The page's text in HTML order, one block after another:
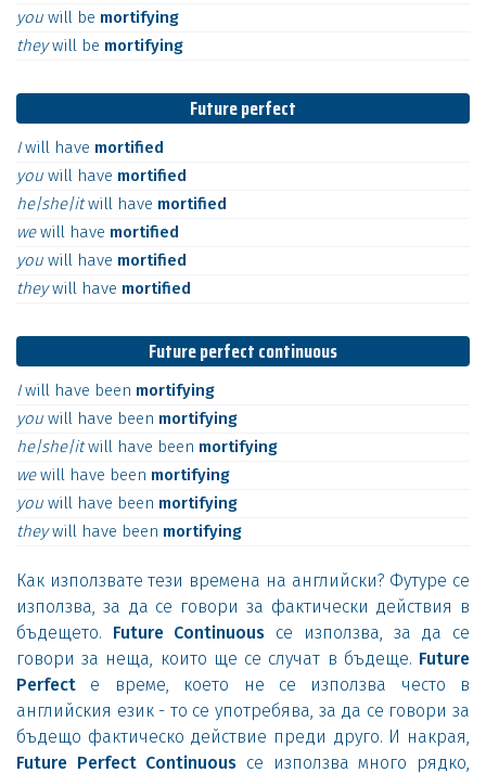
you will be mortifying
theywill be mortifying
Future perfect
Iwill have mortified
you will have mortified
he|she|itwill have mortified
wewill have mortified
you will have mortified
theywill have mortified
Future perfect continuous
Iwill have been mortifying
you will have been mortifying
he|she|itwill have been mortifying
wewill have been mortifying
you will have been mortifying
theywill have been mortifying
Как използвате тези времена на английски? Футуре се
използва, за да се говори за фактически действия в
бъдещето. Future Continuous се използва, за да се
говори за неща, които ще се случат в бъдеще. Future
Perfect е време, което не се използва често в
английския език - то се употребява, за да се говори за
бъдещо фактическо действие преди друго. И накрая,
Future Perfect Continuous се използва много рядко,